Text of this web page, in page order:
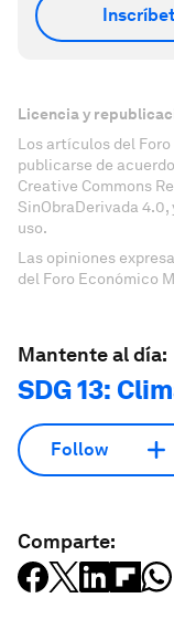
Licencia y
Los artículos del
publicarse de
Creative Commons
SinObraDerivada
uso.
Las opiniones
del Foro Económico
Mantente al día:
SDG 13:
Follow
Comparte: